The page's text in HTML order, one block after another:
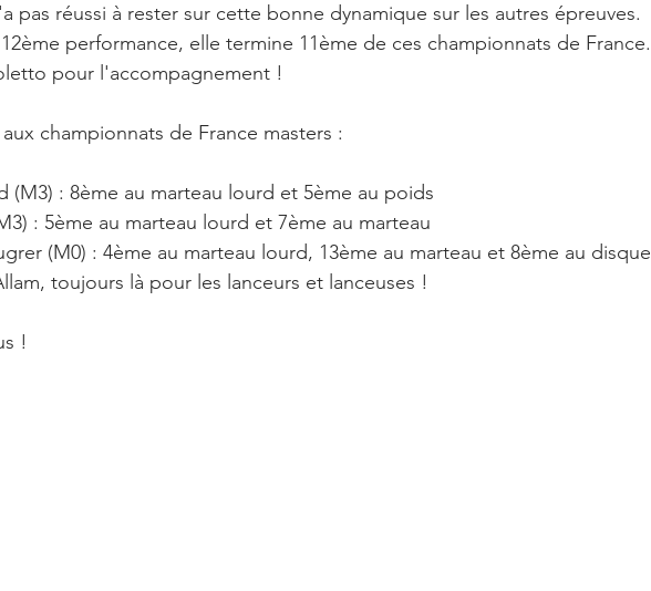
pas réussi à rester sur cette bonne dynamique sur les autres épreuves.
performance, elle termine 11ème de ces championnats de France.
pour l'accompagnement !
championnats de France masters :
(M3) : 8ème au marteau lourd et 5ème au poids
: 5ème au marteau lourd et 7ème au marteau
(M0) : 4ème au marteau lourd, 13ème au marteau et 8ème au disque
toujours là pour les lanceurs et lanceuses !
!